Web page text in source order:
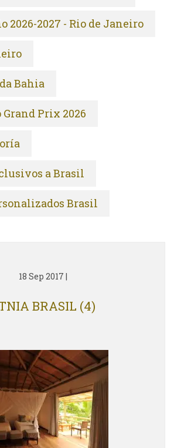
2026-2027 - Rio de Janeiro
Bahia
Grand Prix 2026
a Brasil
Brasil
18 Sep 2017 |
BRASIL (4)